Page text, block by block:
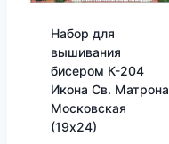
Набор для
вышивания
бисером К-204
Икона Св. Матрона
Московская
(19х24)